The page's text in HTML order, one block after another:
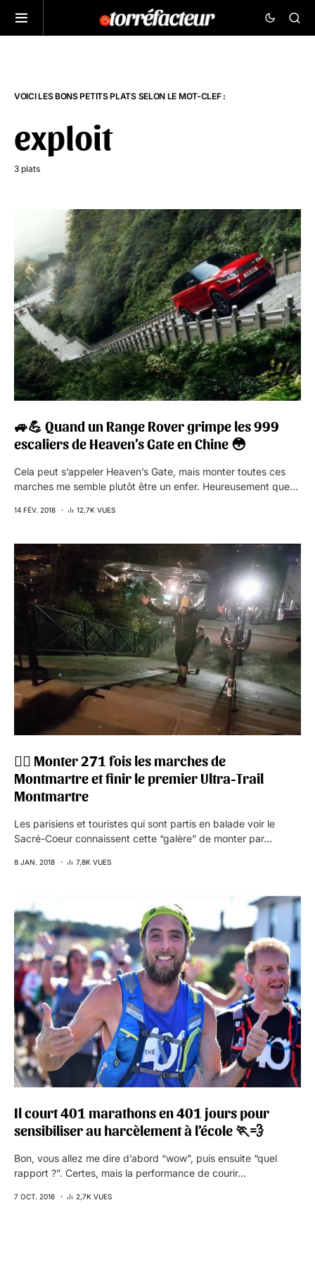
VOICI LES BONS PETITS PLATS SELON LE MOT-CLEF :
exploit
3 plats
🚙💪 Quand un Range Rover grimpe les 999
escaliers de Heaven’s Gate en Chine 😳
Cela peut s’appeler Heaven’s Gate, mais monter toutes ces
marches me semble plutôt être un enfer. Heureusement que…
14 FÉV. 2018 12,7K VUES
🏃‍♂️ Monter 271 fois les marches de
Montmartre et finir le premier Ultra-Trail
Montmartre
Les parisiens et touristes qui sont partis en balade voir le
Sacré-Coeur connaissent cette “galère” de monter par…
8 JAN. 2018 7,8K VUES
Il court 401 marathons en 401 jours pour
sensibiliser au harcèlement à l’école 🏃💨
Bon, vous allez me dire d’abord “wow”, puis ensuite “quel
rapport ?”. Certes, mais la performance de courir…
7 OCT. 2016 2,7K VUES